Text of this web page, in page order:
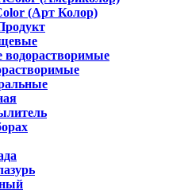
(Арт Колор)
водорастворимые